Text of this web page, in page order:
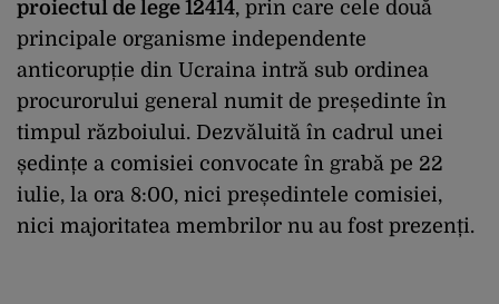
proiectul de lege 12414, prin care cele două
principale organisme independente
anticorupție din Ucraina intră sub ordinea
procurorului general numit de președinte în
timpul războiului. Dezvăluită în cadrul unei
ședințe a comisiei convocate în grabă pe 22
iulie, la ora 8:00, nici președintele comisiei,
nici majoritatea membrilor nu au fost prezenți.